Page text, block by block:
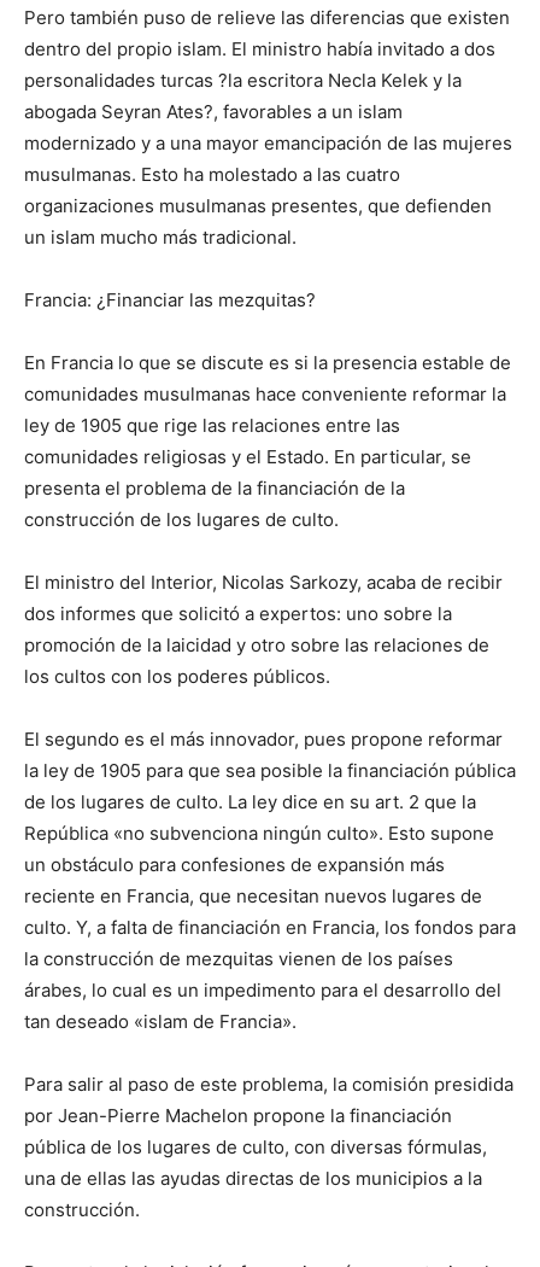
Pero también puso de relieve las diferencias que existen
dentro del propio islam. El ministro había invitado a dos
personalidades turcas ?la escritora Necla Kelek y la
abogada Seyran Ates?, favorables a un islam
modernizado y a una mayor emancipación de las mujeres
musulmanas. Esto ha molestado a las cuatro
organizaciones musulmanas presentes, que defienden
un islam mucho más tradicional.
Francia: ¿Financiar las mezquitas?
En Francia lo que se discute es si la presencia estable de
comunidades musulmanas hace conveniente reformar la
ley de 1905 que rige las relaciones entre las
comunidades religiosas y el Estado. En particular, se
presenta el problema de la financiación de la
construcción de los lugares de culto.
El ministro del Interior, Nicolas Sarkozy, acaba de recibir
dos informes que solicitó a expertos: uno sobre la
promoción de la laicidad y otro sobre las relaciones de
los cultos con los poderes públicos.
El segundo es el más innovador, pues propone reformar
la ley de 1905 para que sea posible la financiación pública
de los lugares de culto. La ley dice en su art. 2 que la
República «no subvenciona ningún culto». Esto supone
un obstáculo para confesiones de expansión más
reciente en Francia, que necesitan nuevos lugares de
culto. Y, a falta de financiación en Francia, los fondos para
la construcción de mezquitas vienen de los países
árabes, lo cual es un impedimento para el desarrollo del
tan deseado «islam de Francia».
Para salir al paso de este problema, la comisión presidida
por Jean-Pierre Machelon propone la financiación
pública de los lugares de culto, con diversas fórmulas,
una de ellas las ayudas directas de los municipios a la
construcción.